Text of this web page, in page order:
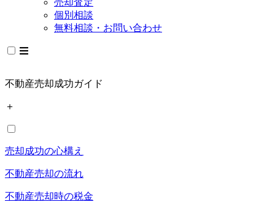
売却査定
個別相談
無料相談・お問い合わせ
不動産売却成功ガイド
＋
売却成功の心構え
不動産売却の流れ
不動産売却時の税金